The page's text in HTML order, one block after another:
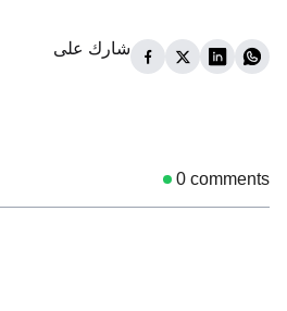
شارك على
0 comments